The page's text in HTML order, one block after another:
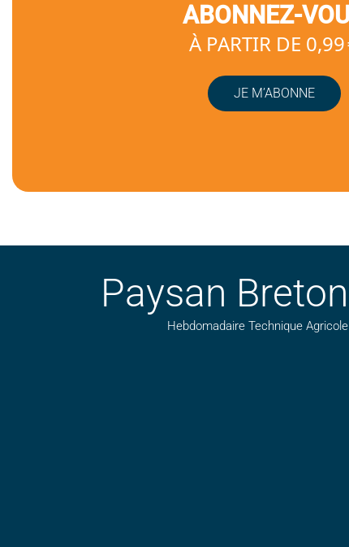
ABONNEZ-
À PARTIR DE 0,99
JE M’ABONNE
Paysan Breton
Hebdomadaire Technique Agricole